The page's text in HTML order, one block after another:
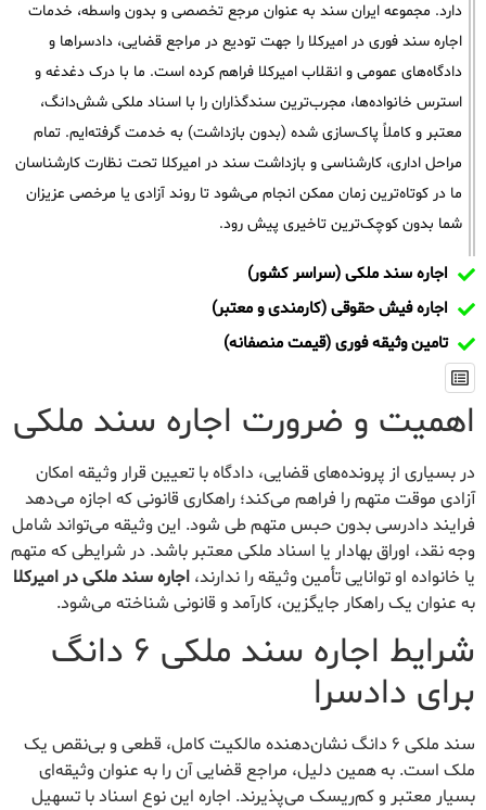
دارد. مجموعه ایران سند به عنوان مرجع تخصصی و بدون واسطه، خدمات
اجاره سند فوری در امیرکلا را جهت تودیع در مراجع قضایی، دادسراها و
دادگاه‌های عمومی و انقلاب امیرکلا فراهم کرده است. ما با درک دغدغه و
استرس خانواده‌ها، مجرب‌ترین سندگذاران را با اسناد ملکی شش‌دانگ،
معتبر و کاملاً پاک‌سازی شده (بدون بازداشت) به خدمت گرفته‌ایم. تمام
مراحل اداری، کارشناسی و بازداشت سند در امیرکلا تحت نظارت کارشناسان
ما در کوتاه‌ترین زمان ممکن انجام می‌شود تا روند آزادی یا مرخصی عزیزان
شما بدون کوچک‌ترین تاخیری پیش رود.
اجاره سند ملکی (سراسر کشور)
اجاره فیش حقوقی (کارمندی و معتبر)
تامین وثیقه فوری (قیمت منصفانه)
اهمیت و ضرورت اجاره سند ملکی
در بسیاری از پرونده‌های قضایی، دادگاه با تعیین قرار وثیقه امکان
آزادی موقت متهم را فراهم می‌کند؛ راهکاری قانونی که اجازه می‌دهد
فرایند دادرسی بدون حبس متهم طی شود. این وثیقه می‌تواند شامل
وجه نقد، اوراق بهادار یا اسناد ملکی معتبر باشد. در شرایطی که متهم
یا خانواده او توانایی تأمین وثیقه را ندارند، اجاره سند ملکی در امیرکلا
به عنوان یک راهکار جایگزین، کارآمد و قانونی شناخته می‌شود.
شرایط اجاره سند ملکی ۶ دانگ
برای دادسرا
سند ملکی ۶ دانگ نشان‌دهنده مالکیت کامل، قطعی و بی‌نقص یک
ملک است. به همین دلیل، مراجع قضایی آن را به عنوان وثیقه‌ای
بسیار معتبر و کم‌ریسک می‌پذیرند. اجاره این نوع اسناد با تسهیل